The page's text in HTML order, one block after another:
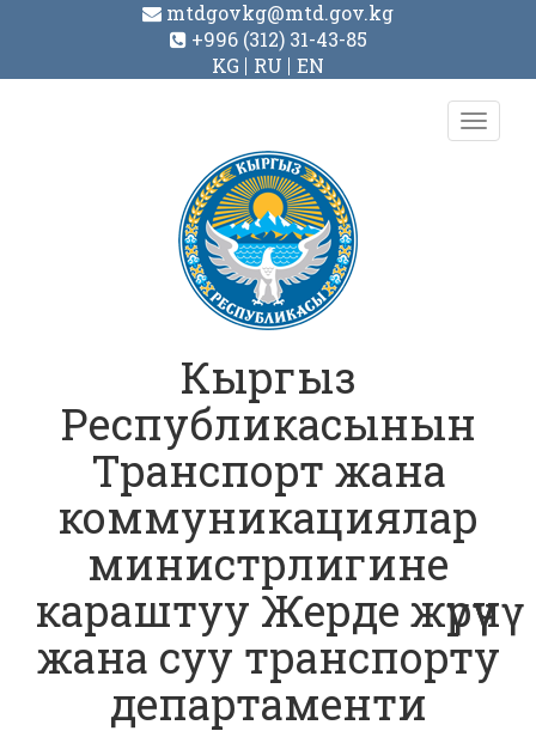
mtdgovkg@mtd.gov.kg
+996 (312) 31-43-85
KG
RU EN
Toggle
Кыргыз
Республикасынын
Транспорт жана
коммуникациялар
министрлигине
караштуу Жерде жүрүүчү
жана суу транспорту
департаменти